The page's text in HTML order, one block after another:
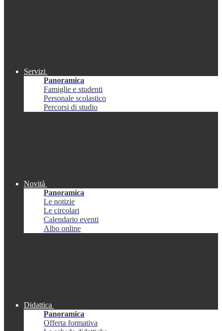
Servizi
Panoramica
Famiglie e studenti
Personale scolastico
Percorsi di studio
Novità
Panoramica
Le notizie
Le circolari
Calendario eventi
Albo online
Didattica
Panoramica
Offerta formativa